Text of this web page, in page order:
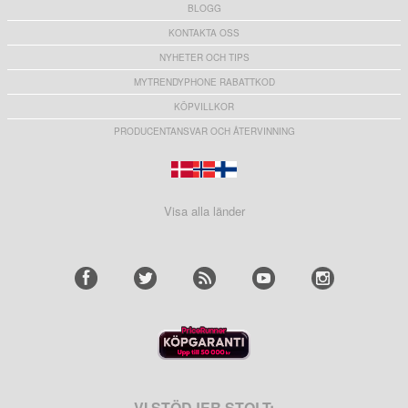
BLOGG
KONTAKTA OSS
NYHETER OCH TIPS
MYTRENDYPHONE RABATTKOD
KÖPVILLKOR
PRODUCENTANSVAR OCH ÅTERVINNING
Visa alla länder